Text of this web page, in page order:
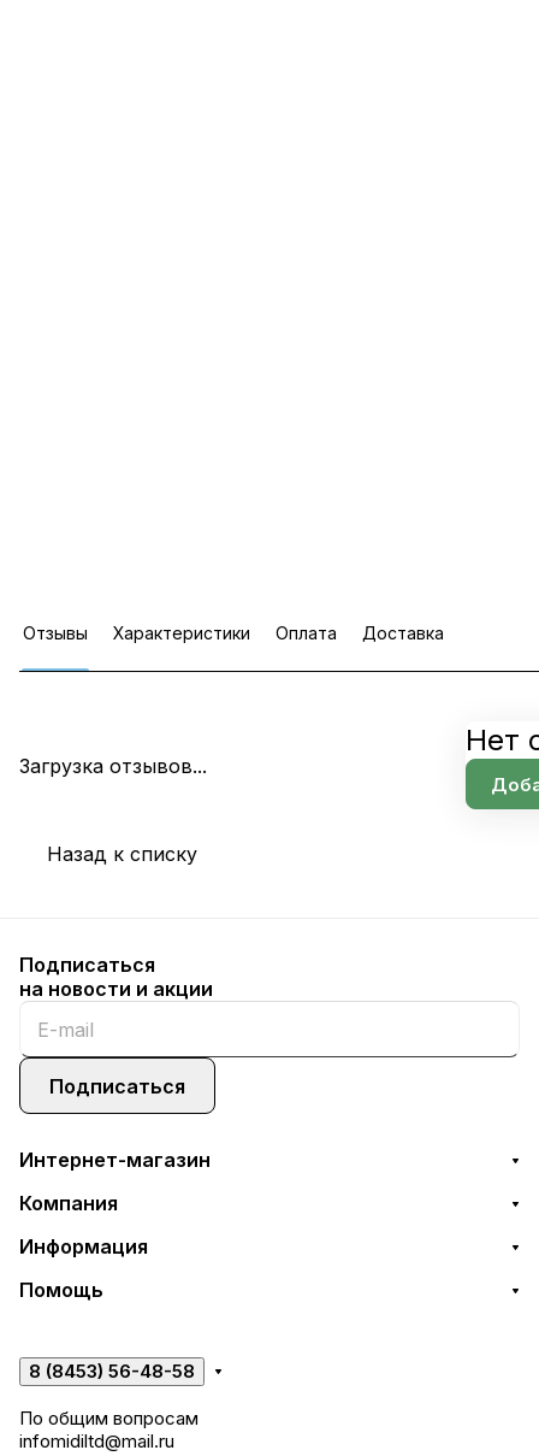
Отзывы Характеристики Оплата Доставка
Загрузка отзывов...
Нет
Назад к списку
Подписаться
на новости и акции
Подписаться
Интернет-магазин
Компания
Информация
Помощь
8 (8453) 56-48-58
По общим вопросам
infomidiltd@mail.ru